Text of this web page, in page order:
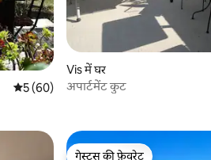
औसत रेटिंग 5 में से 5, 60 समीक्षाएँ
5 (60)
Vis में घर
अपार्टमेंट कुट
गेस्ट्स की फ़ेवरेट